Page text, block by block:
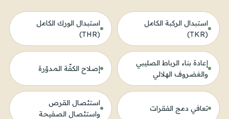
استبدال الركبة الكامل
(TKR)
استبدال الورك الكامل
(THR)
إعادة بناء الرباط الصليبي
والغضروف الهلالي
إصلاح الكفّة المدوّرة
تعافي دمج الفقرات
استئصال القرص
واستئصال الصفيحة